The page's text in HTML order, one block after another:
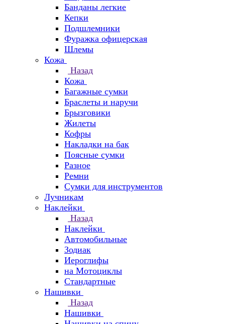
Банданы легкие
Кепки
Подшлемники
Фуражка офицерская
Шлемы
Кожа
Назад
Кожа
Багажные сумки
Браслеты и наручи
Брызговики
Жилеты
Кофры
Накладки на бак
Поясные сумки
Разное
Ремни
Сумки для инструментов
Лучникам
Наклейки
Назад
Наклейки
Автомобильные
Зодиак
Иероглифы
на Мотоциклы
Стандартные
Нашивки
Назад
Нашивки